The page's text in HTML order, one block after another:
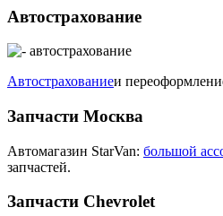
Автострахование
Автострахованиеи
Запчасти Москва
Автомагазин StarVan: большой
запчастей.
Запчасти Chevrolet